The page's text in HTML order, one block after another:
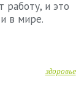
и это
в мире.
здоровье